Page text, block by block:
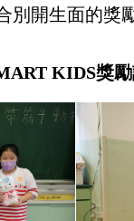
別開生面的獎
KIDS獎